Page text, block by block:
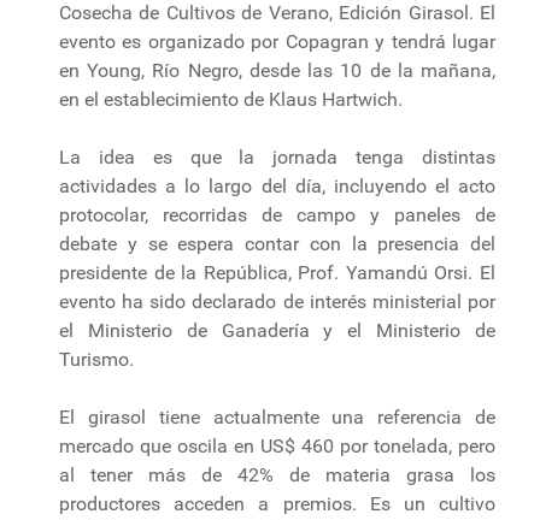
Cosecha de Cultivos de Verano, Edición Girasol. El
evento es organizado por Copagran y tendrá lugar
en Young, Río Negro, desde las 10 de la mañana,
en el establecimiento de Klaus Hartwich.
La idea es que la jornada tenga distintas
actividades a lo largo del día, incluyendo el acto
protocolar, recorridas de campo y paneles de
debate y se espera contar con la presencia del
presidente de la República, Prof. Yamandú Orsi. El
evento ha sido declarado de interés ministerial por
el Ministerio de Ganadería y el Ministerio de
Turismo.
El girasol tiene actualmente una referencia de
mercado que oscila en US$ 460 por tonelada, pero
al tener más de 42% de materia grasa los
productores acceden a premios. Es un cultivo